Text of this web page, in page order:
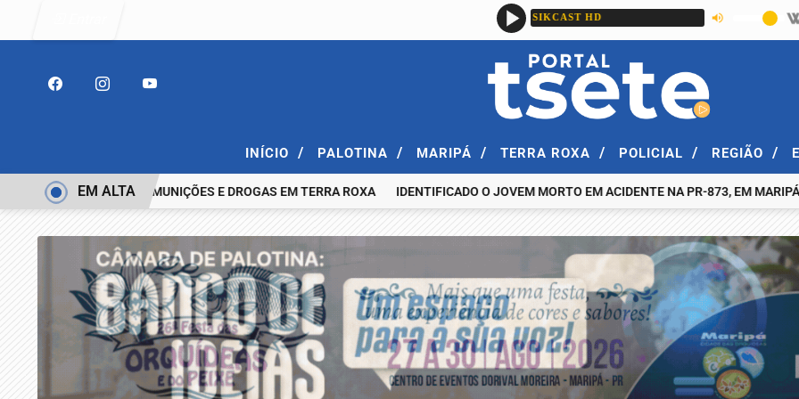
INÍCIO / PALOTINA / MARIPÁ / TERRA ROXA / POLICIAL / REGIÃO /
ESPINGARDA, MUNIÇÕES E DROGAS EM TERRA ROXA IDENTIFICADO O JOVEM MORTO EM ACIDENTE NA PR-873, EM MARIPÁ, NA
EM ALTA